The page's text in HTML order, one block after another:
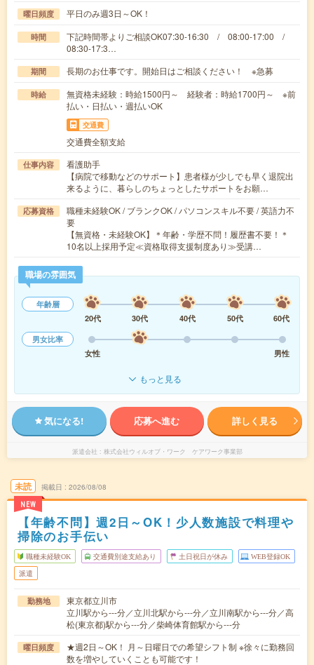
曜日頻度 平日のみ週3日～OK！
時間
下記時間帯よりご相談OK07:30-16:30 / 08:00-17:00 /
08:30-17:3…
期間 長期のお仕事です。開始日はご相談ください！ ※急募
時給
無資格未経験：時給1500円～ 経験者：時給1700円～ ※前
払い・日払い・週払いOK
交通費
交通費全額支給
仕事内容
看護助手
【病院で移動などのサポート】患者様が少しでも早く退院出
来るように、暮らしのちょっとしたサポートをお願…
応募資格
職種未経験OK / ブランクOK / パソコンスキル不要 / 英語力不
要
【無資格・未経験OK】＊年齢・学歴不問！履歴書不要！＊
10名以上採用予定≪資格取得支援制度あり≫受講…
職場の雰囲気
年齢層
20代
30代 40代 50代
60代
男女比率
女性
男性
もっと見る
気になる! 応募へ進む 詳しく見る
派遣会社 株式会社ウィルオブ・ワーク ケアワーク事業部
未読
NEW
掲載日 2026/08/08
【年齢不問】週2日～OK！少人数施設で料理や
掃除のお手伝い
職種未経験OK 交通費別途支給あり 土日祝日が休み WEB登録OK
派遣
勤務地
東京都立川市
立川駅から---分／立川北駅から---分／立川南駅から---分／高
松(東京都)駅から---分／柴崎体育館駅から---分
曜日頻度
★週2日～OK！ 月～日曜日での希望シフト制 ※徐々に勤務回
数を増やしていくことも可能です！